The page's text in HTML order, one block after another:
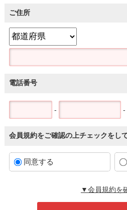
ご住所
電話番号
- -
会員規約をご確認の上チェックをし
同意する
▼会員規約を